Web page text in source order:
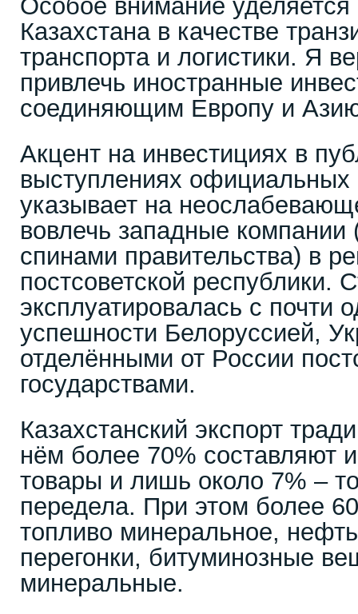
Особое внимание уделяется
Казахстана в качестве
транспорта и логистики. Я
привлечь иностранные
соединяющим Европу и
Акцент на инвестициях в
выступлениях официальных
указывает на
вовлечь западные компании
спинами правительства) в
постсоветской республики.
эксплуатировалась с почти
успешности Белоруссией,
отделёнными от России
государствами.
Казахстанский экспорт
нём более 70% составляют
товары и лишь около 7% –
передела. При этом более
топливо минеральное,
перегонки, битуминозные
минеральные.